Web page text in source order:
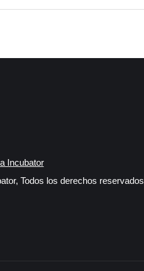
Incubator
Todos los derechos reservados